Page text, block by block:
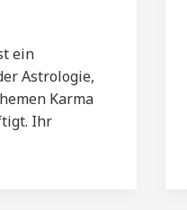
ein
Astrologie,
Karma
Ihr